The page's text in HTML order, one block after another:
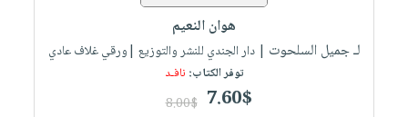
هوان النعيم
لـ جميل السلحوت | دار الجندي للنشر والتوزيع |ورقي غلاف عادي
توفر الكتاب: نافـد
7.60$
8.00$